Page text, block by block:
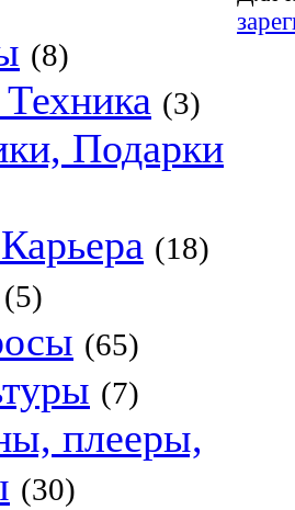
(8)
(3)
Подарки
(18)
(5)
(65)
(7)
плееры,
(30)